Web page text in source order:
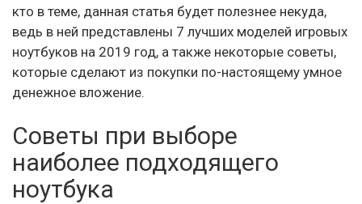
кто в теме, данная статья будет полезнее некуда,
ведь в ней представлены 7 лучших моделей игровых
ноутбуков на 2019 год, а также некоторые советы,
которые сделают из покупки по-настоящему умное
денежное вложение.
Советы при выборе
наиболее подходящего
ноутбука